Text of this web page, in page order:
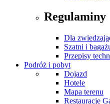
Regulaminy
Dla
Szatni i
Przepisy
Podróż i pobyt
Dojazd
Hotele
Mapa terenu
Restauracje